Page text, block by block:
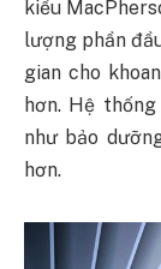
kiểu
lượng phần
gian cho
hơn. Hệ
như bảo
hơn.